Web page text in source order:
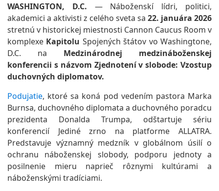
WASHINGTON, D.C. — Náboženskí lídri, politici,
akademici a aktivisti z celého sveta sa 22. januára 2026
stretnú v historickej miestnosti Cannon Caucus Room v
komplexe Kapitolu Spojených štátov vo Washingtone,
D.C. na Medzinárodnej medzináboženskej
konferencii s názvom Zjednotení v slobode: Vzostup
duchovných diplomatov.
Podujatie, ktoré sa koná pod vedením pastora Marka
Burnsa, duchovného diplomata a duchovného poradcu
prezidenta Donalda Trumpa, odštartuje sériu
konferencií Jediné zrno na platforme ALLATRA.
Predstavuje významný medzník v globálnom úsilí o
ochranu náboženskej slobody, podporu jednoty a
posilnenie mieru naprieč rôznymi kultúrami a
náboženskými tradíciami.